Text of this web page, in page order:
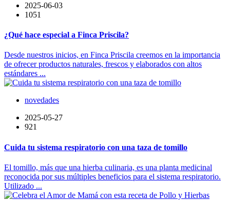
2025-06-03
1051
¿Qué hace especial a Finca Priscila?
Desde nuestros inicios, en Finca Priscila creemos en la importancia
de ofrecer productos naturales, frescos y elaborados con altos
estándares ...
novedades
2025-05-27
921
Cuida tu sistema respiratorio con una taza de tomillo
El tomillo, más que una hierba culinaria, es una planta medicinal
reconocida por sus múltiples beneficios para el sistema respiratorio.
Utilizado ...